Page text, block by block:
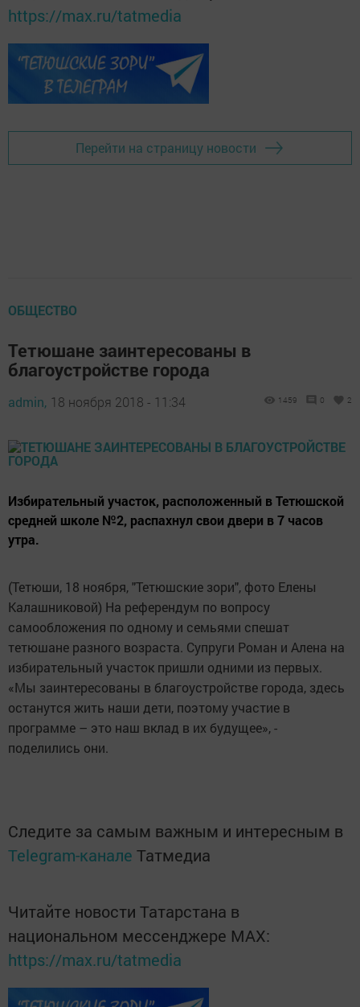
https://max.ru/tatmedia
Перейти на страницу новости
ОБЩЕСТВО
Тетюшане заинтересованы в
благоустройстве города
admin, 18 ноября 2018 - 11:34 1459 0 2
Избирательный участок, расположенный в Тетюшской
средней школе №2, распахнул свои двери в 7 часов
утра.
(Тетюши, 18 ноября, "Тетюшские зори", фото Елены
Калашниковой) На референдум по вопросу
самообложения по одному и семьями спешат
тетюшане разного возраста. Супруги Роман и Алена на
избирательный участок пришли одними из первых.
«Мы заинтересованы в благоустройстве города, здесь
останутся жить наши дети, поэтому участие в
программе – это наш вклад в их будущее», -
поделились они.
Следите за самым важным и интересным в
Telegram-канале Татмедиа
Читайте новости Татарстана в
национальном мессенджере MАХ:
https://max.ru/tatmedia